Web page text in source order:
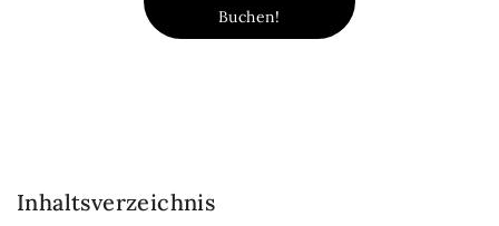
Buchen!
Inhaltsverzeichnis